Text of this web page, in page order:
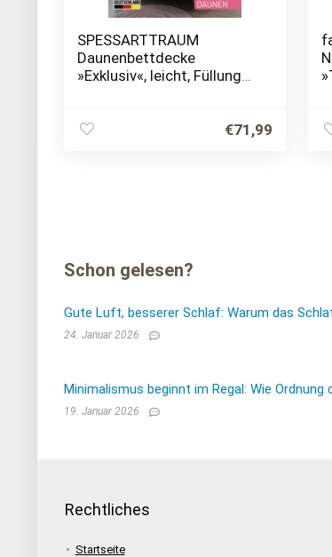
SPESSARTTRAUM
Daunenbettdecke
»Exklusiv«, leicht, Füllung
allergikerfreundlich
€71,99
Schon gelesen?
Gute Luft, besserer Schlaf: Warum das
24. Januar 2026
Minimalismus beginnt im Regal: Wie
19. Januar 2026
Rechtliches
Startseite